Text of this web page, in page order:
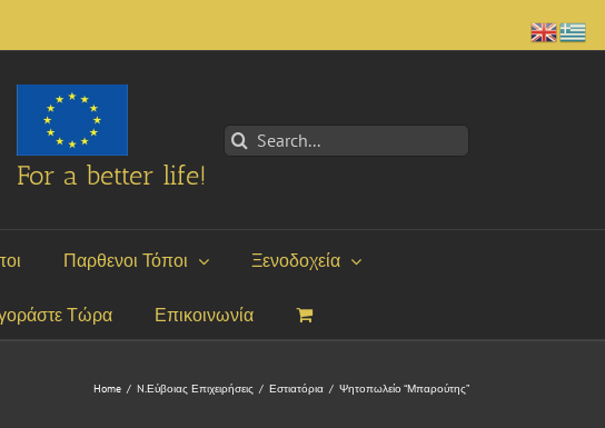
For a better life!
Search
for:
Παρθενοι Τόποι Ξενοδοχεία
Τώρα Επικοινωνία
Home / N.Εύβοιας Επιχειρήσεις / Εστιατόρια / Ψητοπωλείο “Μπαρούτης”